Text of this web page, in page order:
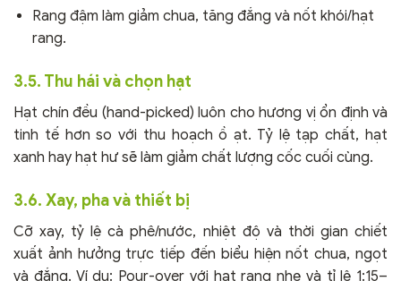
Rang đậm làm giảm chua, tăng đắng và nốt khói/hạt
rang.
3.5. Thu hái và chọn hạt
Hạt chín đều (hand-picked) luôn cho hương vị ổn định và
tinh tế hơn so với thu hoạch ồ ạt. Tỷ lệ tạp chất, hạt
xanh hay hạt hư sẽ làm giảm chất lượng cốc cuối cùng.
3.6. Xay, pha và thiết bị
Cỡ xay, tỷ lệ cà phê/nước, nhiệt độ và thời gian chiết
xuất ảnh hưởng trực tiếp đến biểu hiện nốt chua, ngọt
và đắng. Ví dụ: Pour-over với hạt rang nhẹ và tỉ lệ 1:15–